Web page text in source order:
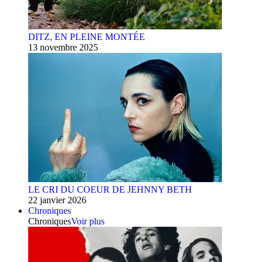
DITZ, EN PLEINE MONTÉE
13 novembre 2025
LE CRI DU COEUR DE JEHNNY BETH
22 janvier 2026
Chroniques
ChroniquesVoir plus